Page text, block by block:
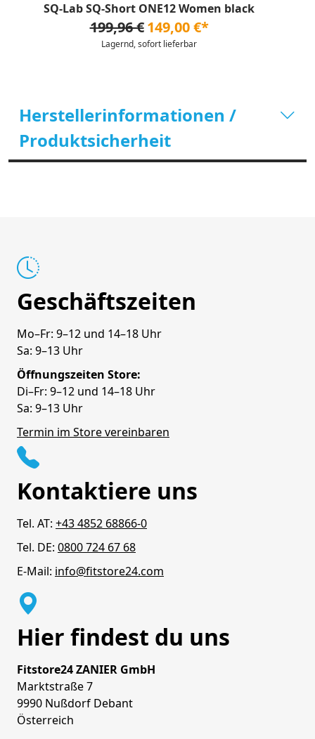
SQ-Lab SQ-Short ONE12 Women black
199,96 € 149,00 €*
Lagernd, sofort lieferbar
Herstellerinformationen /
Produktsicherheit
Geschäftszeiten
Mo–Fr: 9–12 und 14–18 Uhr
Sa: 9–13 Uhr
Öffnungszeiten Store:
Di–Fr: 9–12 und 14–18 Uhr
Sa: 9–13 Uhr
Termin im Store vereinbaren
Kontaktiere uns
Tel. AT: +43 4852 68866-0
Tel. DE: 0800 724 67 68
E-Mail: info@fitstore24.com
Hier findest du uns
Fitstore24 ZANIER GmbH
Marktstraße 7
9990 Nußdorf Debant
Österreich